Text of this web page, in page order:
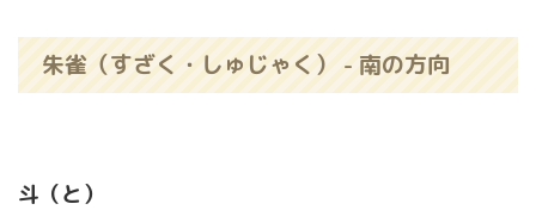
朱雀（すざく・しゅじゃく） - 南の方向
斗（と）